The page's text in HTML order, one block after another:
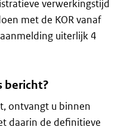
verwerkingstijd
met de KOR vanaf
uiterlijk 4
bericht?
ontvangt u binnen
daarin de definitieve